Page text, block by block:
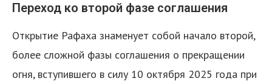
Переход ко второй фазе соглашения
Открытие Рафаха знаменует собой начало второй,
более сложной фазы соглашения о прекращении
огня, вступившего в силу 10 октября 2025 года при